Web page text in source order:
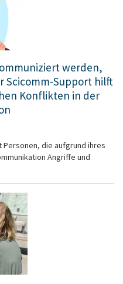
werden,
Scicomm-Support hilft
Konflikten in der
die aufgrund ihres
Angriffe und